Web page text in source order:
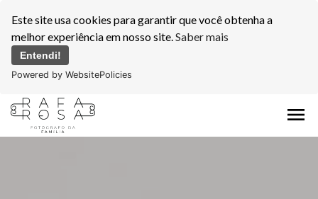
Este site usa cookies para garantir que você obtenha a
melhor experiência em nosso site.Saber mais
Entendi!
Powered by WebsitePolicies
menu